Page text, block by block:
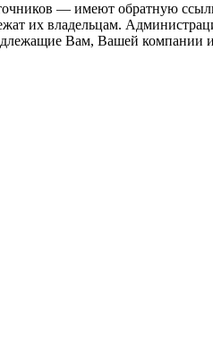
— имеют обратную
их владельцам.
Вам, Вашей компании